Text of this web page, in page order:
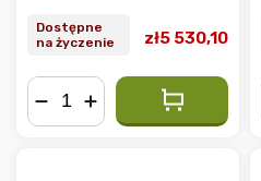
przycinania (8 mm)
Dostępne
na życzenie
zł5 530,10